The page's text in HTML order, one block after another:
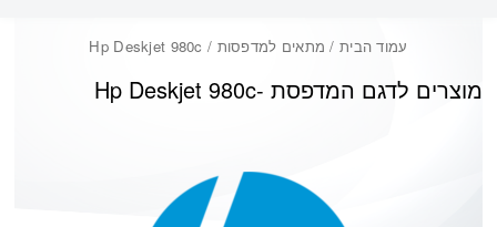
עמוד הבית / מתאים למדפסות / Hp Deskjet 980c
Hp Deskjet 980cמוצרים לדגם המדפסת -